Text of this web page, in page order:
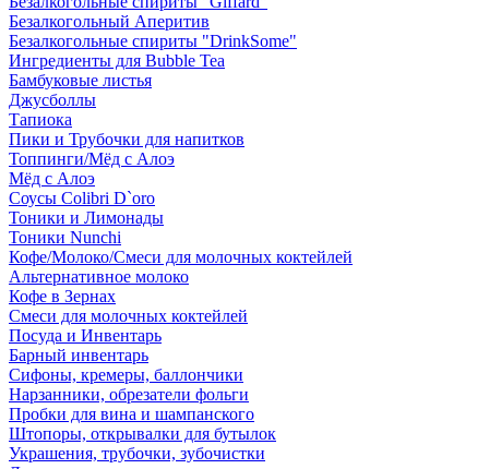
Безалкогольный Аперитив
Безалкогольные спириты "DrinkSome"
Ингредиенты для Bubble Tea
Бамбуковые листья
Джусболлы
Тапиока
Пики и Трубочки для напитков
Топпинги/Мёд с Алоэ
Мёд с Алоэ
Соусы Colibri D`oro
Тоники и Лимонады
Тоники Nunchi
Кофе/Молоко/Смеси для молочных коктейлей
Альтернативное молоко
Кофе в Зернах
Смеси для молочных коктейлей
Посуда и Инвентарь
Барный инвентарь
Сифоны, кремеры, баллончики
Нарзанники, обрезатели фольги
Пробки для вина и шампанского
Штопоры, открывалки для бутылок
Украшения, трубочки, зубочистки